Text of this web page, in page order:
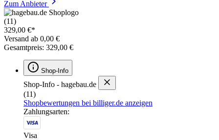
Zum Anbieter
(11)
329,00 €*
Versand ab 0,00 €
Gesamtpreis: 329,00 €
Shop-Info
Shop-Info - hagebau.de
(11)
Shopbewertungen bei billiger.de anzeigen
Zahlungsarten:
Visa